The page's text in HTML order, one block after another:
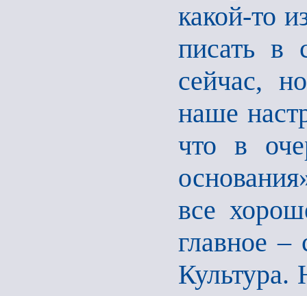
какой-то
писать в
сейчас,
наше
что в
все
главное –
Культура.